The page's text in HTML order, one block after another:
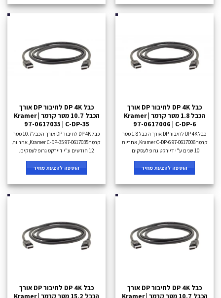
כבל DP 4K לחיבור DP אורך
הכבל 1.8 מטר קרמר Kramer |
97-0617006 | C-DP-6
כבל DP 4K לחיבור DP אורך הכבל 1.8 מטר
קרמר Kramer C-DP-6 97-0617006, אחריות
10 שנים ע"י דיירקט גרופ לעסקים.
הוספה להצעת מחיר
כבל DP 4K לחיבור DP אורך
הכבל 10.7 מטר קרמר Kramer |
97-0617035 | C-DP-35
כבל DP 4K לחיבור DP אורך הכבל 10.7 מטר
קרמר Kramer C-DP-35 97-0617035, אחריות
12 חודשים ע"י דיירקט גרופ לעסקים.
הוספה להצעת מחיר
כבל DP 4K לחיבור DP אורך
הכבל 10.7 מטר קרמר Kramer |
כבל DP 4K לחיבור DP אורך
הכבל 15.2 מטר קרמר Kramer |